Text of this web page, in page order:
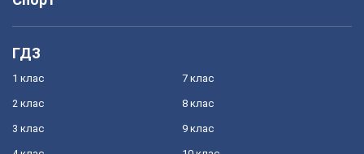
ГДЗ
1 клас
2 клас
3 клас
7 клас
8 клас
9 клас